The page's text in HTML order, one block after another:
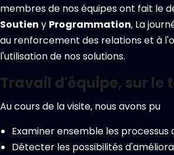
membres de nos équipes ont fait le
Soutien y Programmation, La
au renforcement des relations et à
l'utilisation de nos solutions.
Travail d'équipe, sur le
Au cours de la visite, nous avons pu
Examiner ensemble les processus
Détecter les possibilités